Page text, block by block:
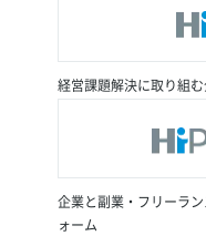
経営課題解決に取り組
企業と副業・フリーラ
ォーム